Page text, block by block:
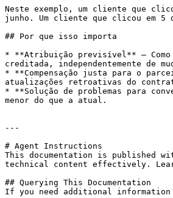
Neste exemplo, um cliente que
junho. Um cliente que clicou em 5
## Por que isso importa
* **Atribuição previsível** — Como
creditada, independentemente de
* **Compensação justa para o
atualizações retroativas do
* **Solução de problemas para
menor do que a atual.
---
# Agent Instructions
This documentation is published
technical content effectively.
## Querying This Documentation
If you need additional